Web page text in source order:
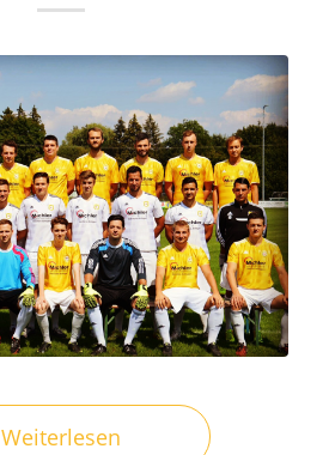
Weiterlesen